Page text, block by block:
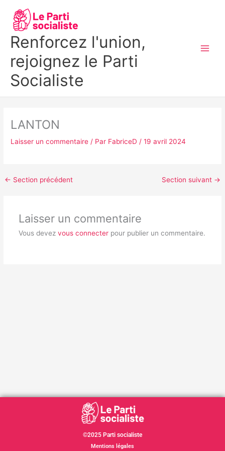
contenu
Renforcez l'union,
rejoignez le Parti
Socialiste
LANTON
Laisser un commentaire / Par FabriceD/19 avril 2024
← Section précédent Section suivant →
Laisser un commentaire
Vous devez vous connecterpour publier un commentaire.
©2025 Parti socialiste
Mentions légales